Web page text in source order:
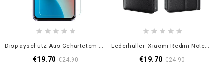
Displayschutz Aus Gehärtetem Glas Xiaomi Redmi Note 9 5G / Note 9T 5G
€19.70 €24.90
Lederhüllen Xiaomi Redmi Note 9 5G / Note 9T 5G Schwarz Echtes Spaltleder
€19.70 €24.90